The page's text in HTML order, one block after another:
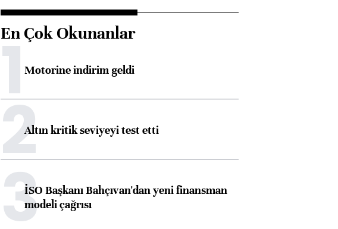
En Çok Okunanlar
1Motorine indirim geldi
2Altın kritik seviyeyi test etti
3İSO Başkanı Bahçıvan'dan yeni finansman
modeli çağrısı